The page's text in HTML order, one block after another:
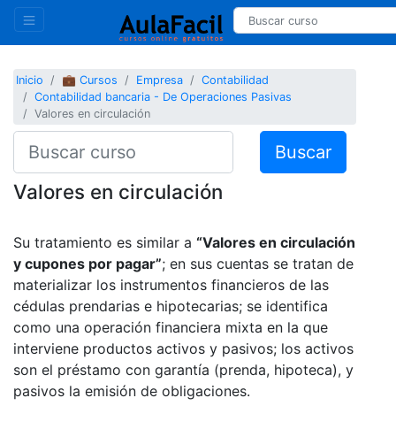
Inicio 💼 Cursos Empresa
Contabilidad
Contabilidad bancaria - De Operaciones Pasivas
Valores en circulación
Buscar
Valores en circulación
Su tratamiento es similar a “Valores en circulación
y cupones por pagar”; en sus cuentas se tratan de
materializar los instrumentos financieros de las
cédulas prendarias e hipotecarias; se identifica
como una operación financiera mixta en la que
interviene productos activos y pasivos; los activos
son el préstamo con garantía (prenda, hipoteca), y
pasivos la emisión de obligaciones.